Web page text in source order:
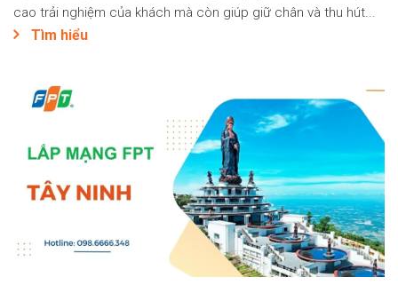
cao trải nghiệm của khách mà còn giúp giữ chân và thu hút...
Tìm hiểu